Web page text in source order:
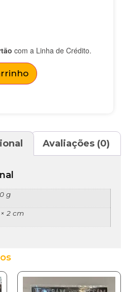
com a Linha de Crédito.
Avaliações (0)
g
2 cm